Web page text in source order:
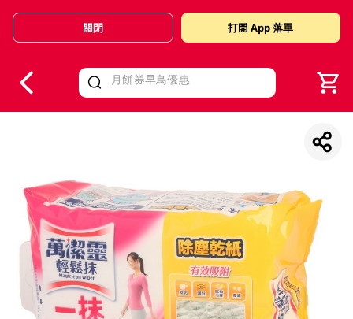
Valid Until 30 June 2026
關閉 打開 App 落單